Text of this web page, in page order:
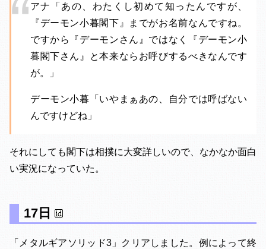
アナ「あの、わたくし初めて知ったんですが、
『デーモン小暮閣下』までがお名前なんですね。
ですから『デーモンさん』ではなく『デーモン小
暮閣下さん』と本来ならお呼びするべきなんです
が。」
デーモン小暮「いやまぁあの、自分では呼ばない
んですけどね」
それにしても閣下は相撲に大変詳しいので、なかなか面白
い実況になっていた。
17日
「メタルギアソリッド3」クリアしました。例によって終